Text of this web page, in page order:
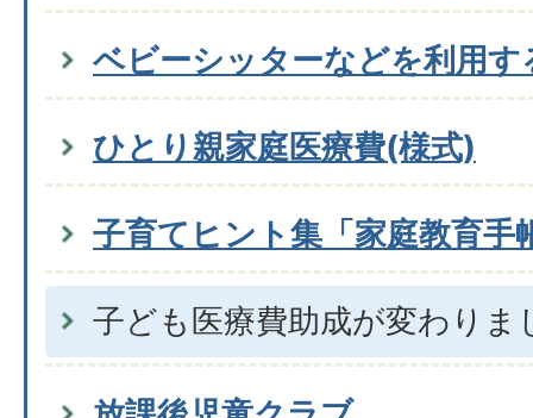
ベビーシッターなどを利用す
ひとり親家庭医療費(様式)
子育てヒント集「家庭教育手
子ども医療費助成が変わりま